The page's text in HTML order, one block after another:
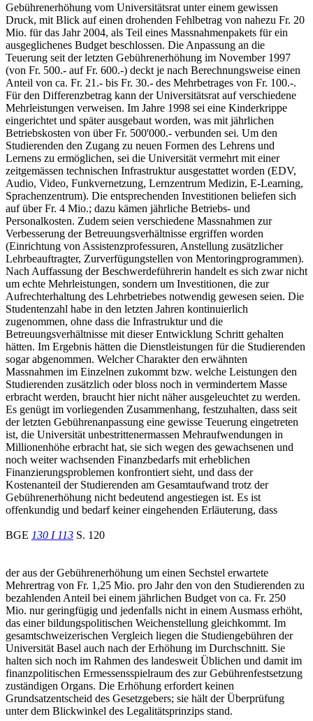
Gebührenerhöhung vom Universitätsrat unter einem gewissen
Druck, mit Blick auf einen drohenden Fehlbetrag von nahezu Fr. 20
Mio. für das Jahr 2004, als Teil eines Massnahmenpakets für ein
ausgeglichenes Budget beschlossen. Die Anpassung an die
Teuerung seit der letzten Gebührenerhöhung im November 1997
(von Fr. 500.- auf Fr. 600.-) deckt je nach Berechnungsweise einen
Anteil von ca. Fr. 21.- bis Fr. 30.- des Mehrbetrages von Fr. 100.-.
Für den Differenzbetrag kann der Universitätsrat auf verschiedene
Mehrleistungen verweisen. Im Jahre 1998 sei eine Kinderkrippe
eingerichtet und später ausgebaut worden, was mit jährlichen
Betriebskosten von über Fr. 500'000.- verbunden sei. Um den
Studierenden den Zugang zu neuen Formen des Lehrens und
Lernens zu ermöglichen, sei die Universität vermehrt mit einer
zeitgemässen technischen Infrastruktur ausgestattet worden (EDV,
Audio, Video, Funkvernetzung, Lernzentrum Medizin, E-Learning,
Sprachenzentrum). Die entsprechenden Investitionen beliefen sich
auf über Fr. 4 Mio.; dazu kämen jährliche Betriebs- und
Personalkosten. Zudem seien verschiedene Massnahmen zur
Verbesserung der Betreuungsverhältnisse ergriffen worden
(Einrichtung von Assistenzprofessuren, Anstellung zusätzlicher
Lehrbeauftragter, Zurverfügungstellen von Mentoringprogrammen).
Nach Auffassung der Beschwerdeführerin handelt es sich zwar nicht
um echte Mehrleistungen, sondern um Investitionen, die zur
Aufrechterhaltung des Lehrbetriebes notwendig gewesen seien. Die
Studentenzahl habe in den letzten Jahren kontinuierlich
zugenommen, ohne dass die Infrastruktur und die
Betreuungsverhältnisse mit dieser Entwicklung Schritt gehalten
hätten. Im Ergebnis hätten die Dienstleistungen für die Studierenden
sogar abgenommen. Welcher Charakter den erwähnten
Massnahmen im Einzelnen zukommt bzw. welche Leistungen den
Studierenden zusätzlich oder bloss noch in vermindertem Masse
erbracht werden, braucht hier nicht näher ausgeleuchtet zu werden.
Es genügt im vorliegenden Zusammenhang, festzuhalten, dass seit
der letzten Gebührenanpassung eine gewisse Teuerung eingetreten
ist, die Universität unbestrittenermassen Mehraufwendungen in
Millionenhöhe erbracht hat, sie sich wegen des gewachsenen und
noch weiter wachsenden Finanzbedarfs mit erheblichen
Finanzierungsproblemen konfrontiert sieht, und dass der
Kostenanteil der Studierenden am Gesamtaufwand trotz der
Gebührenerhöhung nicht bedeutend angestiegen ist. Es ist
offenkundig und bedarf keiner eingehenden Erläuterung, dass
BGE 130 I 113 S. 120
der aus der Gebührenerhöhung um einen Sechstel erwartete
Mehrertrag von Fr. 1,25 Mio. pro Jahr den von den Studierenden zu
bezahlenden Anteil bei einem jährlichen Budget von ca. Fr. 250
Mio. nur geringfügig und jedenfalls nicht in einem Ausmass erhöht,
das einer bildungspolitischen Weichenstellung gleichkommt. Im
gesamtschweizerischen Vergleich liegen die Studiengebühren der
Universität Basel auch nach der Erhöhung im Durchschnitt. Sie
halten sich noch im Rahmen des landesweit Üblichen und damit im
finanzpolitischen Ermessensspielraum des zur Gebührenfestsetzung
zuständigen Organs. Die Erhöhung erfordert keinen
Grundsatzentscheid des Gesetzgebers; sie hält der Überprüfung
unter dem Blickwinkel des Legalitätsprinzips stand.